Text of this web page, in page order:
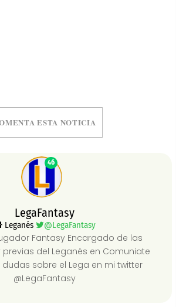
ESTA NOTICIA
46
LegaFantasy
Leganés @LegaFantasy
Fantasy Encargado de las
del Leganés en Comuniate
dudas sobre el Lega en mi twitter
@LegaFantasy